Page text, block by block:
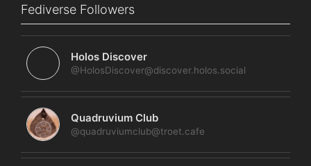
Fediverse Followers
Holos Discover
@HolosDiscover@discover.holos.social
Quadruvium Club
@quadruviumclub@troet.cafe